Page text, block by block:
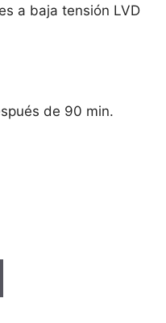
a baja tensión LVD
de 90 min.